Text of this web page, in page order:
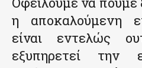
η αποκαλούμενη
είναι εντελώς
εξυπηρετεί την